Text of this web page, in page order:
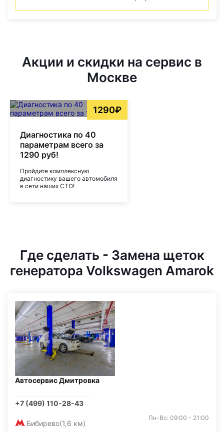
Акции и скидки на сервис в
Москве
1290₽
Диагностика по 40
параметрам всего за
1290 руб!
Пройдите комплексную
диагностику вашего автомобиля
в сети наших СТО!
Где сделать - Замена щеток
генератора Volkswagen Amarok
Автосервис Дмитровка
+7 (499) 110-28-43
Бибирево(1,6 км)
Пн-Вс: 09:00 - 21:00